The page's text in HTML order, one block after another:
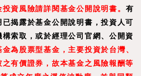
資風險請詳閱基金公開說明書。 有
揭露於基金公開說明書，投資人可
索取，或於經理公司官網、公開資
金為股票型基金，主要投資於台灣、
有價證券，故本基金之風險報酬等